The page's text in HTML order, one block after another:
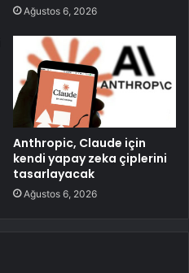
Ağustos 6, 2026
Anthropic, Claude için
kendi yapay zeka çiplerini
tasarlayacak
Ağustos 6, 2026